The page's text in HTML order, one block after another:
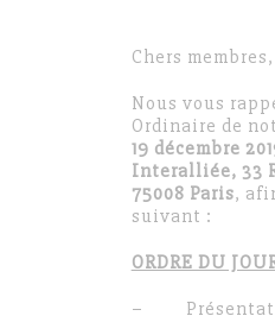
Chers membres,
Nous vous
Ordinaire de
19 décembre
Interalliée, 33
75008 Paris,
suivant :
ORDRE DU
–